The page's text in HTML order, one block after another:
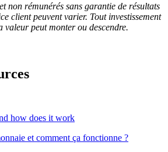
non rémunérés sans garantie de résultats
client peuvent varier. Tout investissement
valeur peut monter ou descendre.
et comment ça fonctionne ?